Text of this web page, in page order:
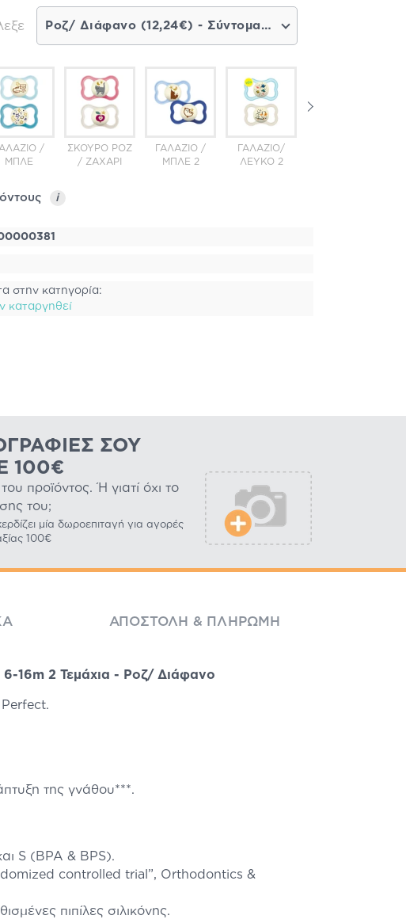
Ροζ/ Διάφανο (12,24€) - Σύντομα διαθέσιμο
/
ΜΠΛΕ
ΣΚΟΎΡΟ ΡΟΖ
/ ΖΑΧΑΡΊ
ΓΑΛΆΖΙΟ /
ΜΠΛΕ 2
ΓΑΛΆΖΙΟ/
ΛΕΥΚΌ 2
i
στην κατηγορία:
καταργηθεί
ΣΟΥ
100€
προϊόντος. Ή γιατί όχι το
του;
μία δωροεπιταγή για αγορές
100€
ΑΠΟΣΤΟΛΉ & ΠΛΗΡΩΜΉ
16m 2 Τεμάχια - Ροζ/ Διάφανο
Perfect.
της γνάθου***.
S (BPA & BPS).
controlled trial”, Orthodontics &
πιπίλες σιλικόνης.